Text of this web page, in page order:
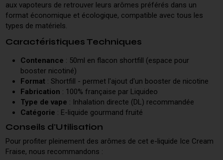
aux vapoteurs de retrouver leurs arômes préférés dans un
format économique et écologique, compatible avec tous les
types de matériels.
Caractéristiques Techniques
Contenance : 50ml en flacon shortfill (espace pour
booster nicotiné)
Format : Shortfill - permet l'ajout d'un booster de nicotine
Fabrication : 100% française par Liquideo
Type de vape : Inhalation directe (DL) recommandée
Catégorie : E-liquide gourmand fruité
Conseils d'Utilisation
Pour profiter pleinement des arômes de cet e-liquide Ice Cream
Fraise, nous recommandons :